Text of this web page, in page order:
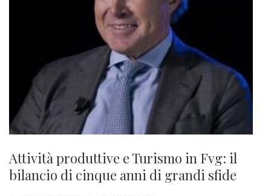
Attività produttive e Turismo in Fvg: il
bilancio di cinque anni di grandi sfide